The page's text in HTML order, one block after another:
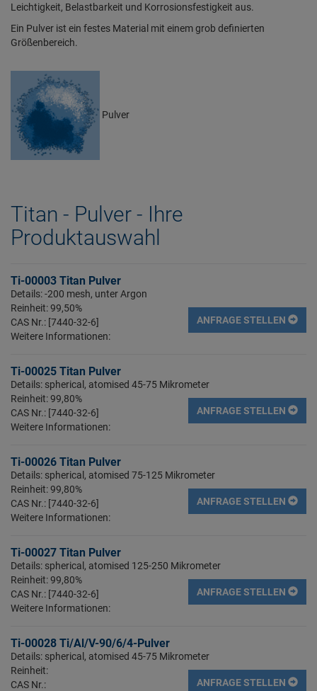
Leichtigkeit, Belastbarkeit und Korrosionsfestigkeit aus.
Ein Pulver ist ein festes Material mit einem grob definierten
Größenbereich.
Pulver
Titan - Pulver - Ihre
Produktauswahl
Ti-00003 Titan Pulver
Details: -200 mesh, unter Argon
Reinheit: 99,50%
CAS Nr.: [7440-32-6]
Weitere Informationen:
ANFRAGE STELLEN
Ti-00025 Titan Pulver
Details: spherical, atomised 45-75 Mikrometer
Reinheit: 99,80%
CAS Nr.: [7440-32-6]
Weitere Informationen:
ANFRAGE STELLEN
Ti-00026 Titan Pulver
Details: spherical, atomised 75-125 Mikrometer
Reinheit: 99,80%
CAS Nr.: [7440-32-6]
Weitere Informationen:
ANFRAGE STELLEN
Ti-00027 Titan Pulver
Details: spherical, atomised 125-250 Mikrometer
Reinheit: 99,80%
CAS Nr.: [7440-32-6]
Weitere Informationen:
ANFRAGE STELLEN
Ti-00028 Ti/Al/V-90/6/4-Pulver
Details: spherical, atomised 45-75 Mikrometer
Reinheit:
CAS Nr.:
ANFRAGE STELLEN